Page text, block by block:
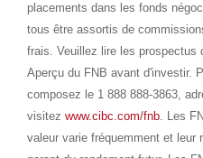
placements dans les fonds
tous être assortis de
frais. Veuillez lire les prospectus
Aperçu du FNB avant d'investir.
composez le 1 888 888-3863,
visitezwww.cibc.com/fnb. Les
valeur varie fréquemment et leur